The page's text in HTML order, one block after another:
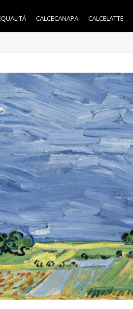
CALCECANAPA CALCELATTE